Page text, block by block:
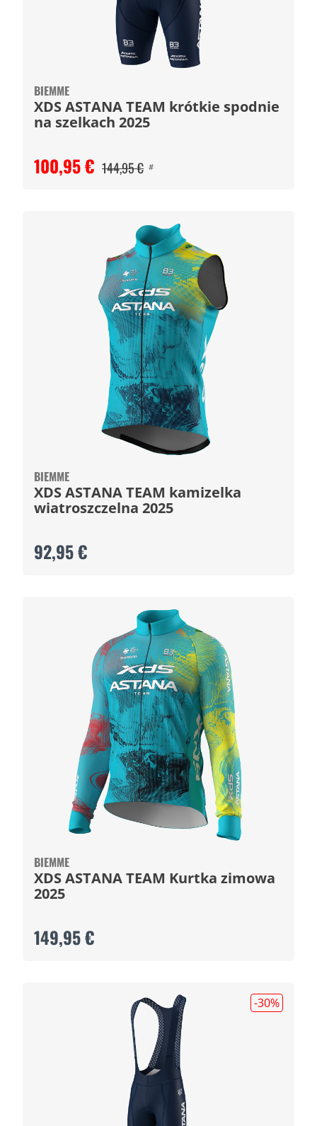
BIEMME
XDS ASTANA TEAM krótkie spodnie
na szelkach 2025
100,95 € 144,95 € #
BIEMME
XDS ASTANA TEAM kamizelka
wiatroszczelna 2025
92,95 €
BIEMME
XDS ASTANA TEAM Kurtka zimowa
2025
149,95 €
-30%